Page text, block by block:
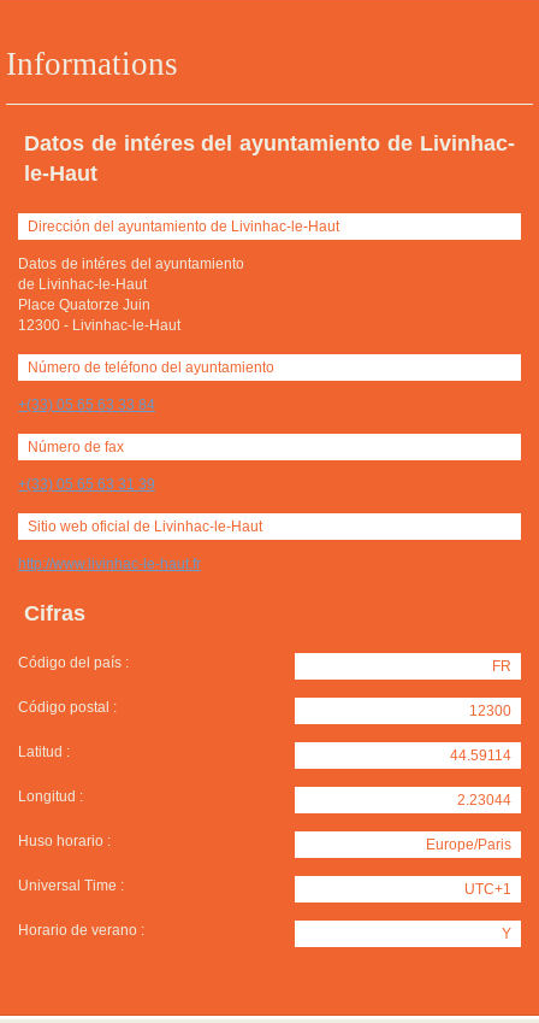
Informations
Datos de intéres del ayuntamiento de Livinhac-
le-Haut
Dirección del ayuntamiento de Livinhac-le-Haut
Datos de intéres del ayuntamiento
de Livinhac-le-Haut
Place Quatorze Juin
12300 - Livinhac-le-Haut
Número de teléfono del ayuntamiento
+(33) 05 65 63 33 84
Número de fax
+(33) 05 65 63 31 39
Sitio web oficial de Livinhac-le-Haut
http://www.livinhac-le-haut.fr
Cifras
Código del país : FR
Código postal : 12300
Latitud : 44.59114
Longitud : 2.23044
Huso horario : Europe/Paris
Universal Time : UTC+1
Horario de verano : Y